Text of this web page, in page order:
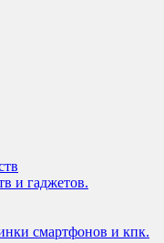
и гаджетов.
смартфонов и кпк.